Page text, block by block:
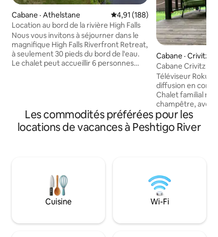
Cabane · Athelstane Note moyenne de 4,91 sur 5,
4,91 (188)
Location au bord de la rivière High Falls
Nous vous invitons à séjourner dans le
magnifique High Falls Riverfront Retreat,
à seulement 30 pieds du bord de l'eau.
Le chalet peut accueillir 6 personnes
d'une belle véranda, de jeux et de films.
Entièrement meublé, y compris
certaines nécessités que vous avez
motoneigistes et les randonneurs !
Directement sur les sentiers
UTV/motoneige !
Cabane · Crivitz
Cabane Crivitz
Téléviseur Roku
diffusion en
Chalet familial
champêtre, avec
une impasse,
donnant sur la
pour le café du
pie, jeux, chaises
hamac,
cheval. Sentier
de la cour arrière.
Les commodités préférées pour les
locations de vacances à Peshtigo River
Cuisine Wi-Fi